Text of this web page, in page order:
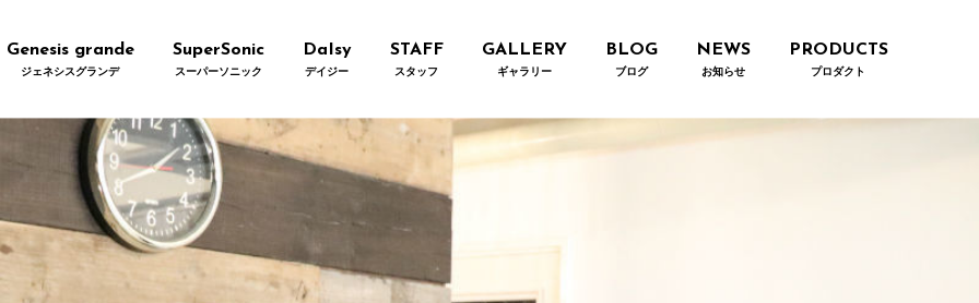
Genesis grande
ジェネシスグランデ
SuperSonic
スーパーソニック
DaIsy
デイジー
STAFF
スタッフ
GALLERY
ギャラリー
BLOG
ブログ
NEWS
お知らせ
PRODUCTS
プロダクト